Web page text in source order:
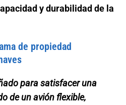
y durabilidad de la
de propiedad
para satisfacer una
de un avión flexible,